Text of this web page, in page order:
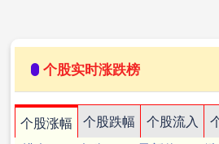
个股实时涨跌榜
个股涨幅 个股跌幅 个股流入